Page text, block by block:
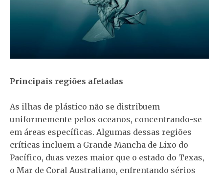
Principais regiões afetadas
As ilhas de plástico não se distribuem
uniformemente pelos oceanos, concentrando-se
em áreas específicas. Algumas dessas regiões
críticas incluem a Grande Mancha de Lixo do
Pacífico, duas vezes maior que o estado do Texas,
o Mar de Coral Australiano, enfrentando sérios